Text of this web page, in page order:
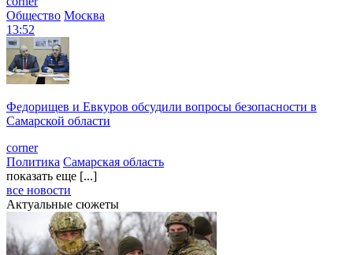
Общество Москва
13:52
Федорищев и Евкуров обсудили вопросы безопасности в
Самарской области
corner
Политика Самарская область
показать еще [...]
все новости
Актуальные сюжеты